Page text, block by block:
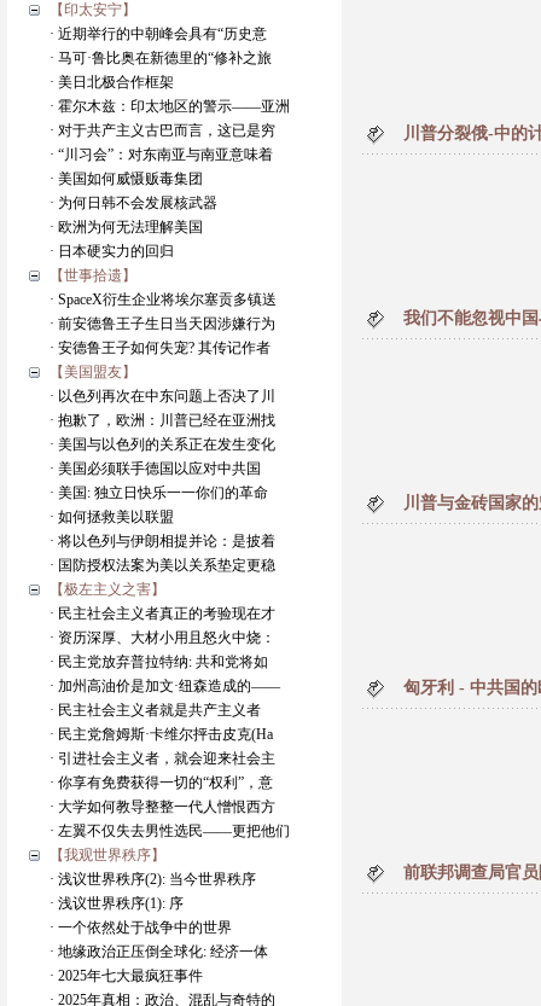
【印太安宁】
· 近期举行的中朝峰会具有“历史意
· 马可·鲁比奥在新德里的“修补之旅
· 美日北极合作框架
· 霍尔木兹：印太地区的警示——亚洲
· 对于共产主义古巴而言，这已是穷
· “川习会”：对东南亚与南亚意味着
· 美国如何威慑贩毒集团
· 为何日韩不会发展核武器
· 欧洲为何无法理解美国
· 日本硬实力的回归
【世事拾遗】
· SpaceX衍生企业将埃尔塞贡多镇送
· 前安德鲁王子生日当天因涉嫌行为
· 安德鲁王子如何失宠? 其传记作者
【美国盟友】
· 以色列再次在中东问题上否决了川
· 抱歉了，欧洲：川普已经在亚洲找
· 美国与以色列的关系正在发生变化
· 美国必须联手德国以应对中共国
· 美国: 独立日快乐一一你们的革命
· 如何拯救美以联盟
· 将以色列与伊朗相提并论：是披着
· 国防授权法案为美以关系垫定更稳
【极左主义之害】
· 民主社会主义者真正的考验现在才
· 资历深厚、大材小用且怒火中烧：
· 民主党放弃普拉特纳: 共和党将如
· 加州高油价是加文·纽森造成的——
· 民主社会主义者就是共产主义者
· 民主党詹姆斯·卡维尔抨击皮克(Ha
· 引进社会主义者，就会迎来社会主
· 你享有免费获得一切的“权利”，意
· 大学如何教导整整一代人憎恨西方
· 左翼不仅失去男性选民——更把他们
【我观世界秩序】
· 浅议世界秩序(2): 当今世界秩序
· 浅议世界秩序(1): 序
· 一个依然处于战争中的世界
· 地缘政治正压倒全球化: 经济一体
· 2025年七大最疯狂事件
· 2025年真相：政治、混乱与奇特的
川普分裂俄-中的
我们不能忽视中
川普与金砖国家
匈牙利 - 中共国
前联邦调查局官